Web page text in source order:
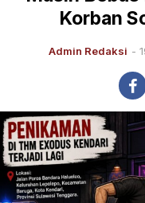
Korban
Admin Redaksi -